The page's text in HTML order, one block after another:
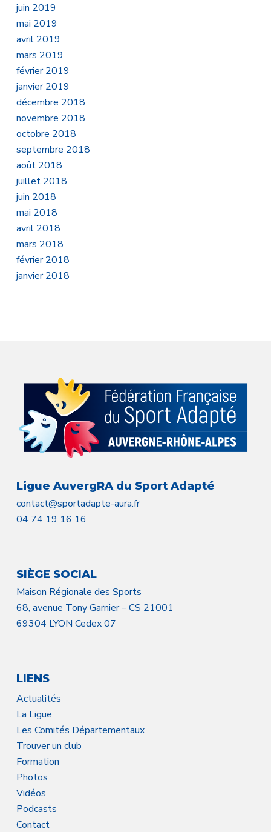
juin 2019
mai 2019
avril 2019
mars 2019
février 2019
janvier 2019
décembre 2018
novembre 2018
octobre 2018
septembre 2018
août 2018
juillet 2018
juin 2018
mai 2018
avril 2018
mars 2018
février 2018
janvier 2018
Ligue AuvergRA du Sport Adapté
contact@sportadapte-aura.fr
04 74 19 16 16
SIÈGE SOCIAL
Maison Régionale des Sports
68, avenue Tony Garnier – CS 21001
69304 LYON Cedex 07
LIENS
Actualités
La Ligue
Les Comités Départementaux
Trouver un club
Formation
Photos
Vidéos
Podcasts
Contact